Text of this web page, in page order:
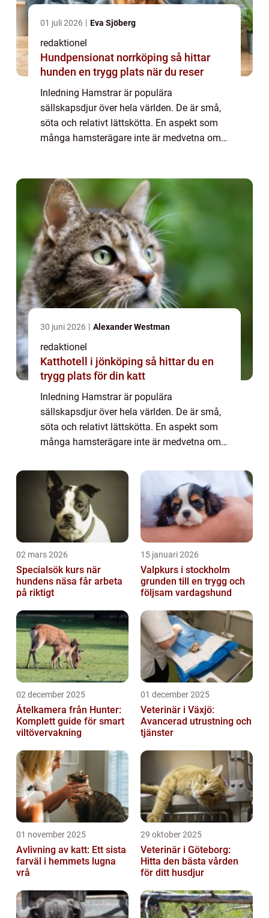
01 juli 2026 Eva Sjöberg
redaktionel
Hundpensionat norrköping så hittar
hunden en trygg plats när du reser
Inledning Hamstrar är populära
sällskapsdjur över hela världen. De är små,
söta och relativt lättskötta. En aspekt som
många hamsterägare inte är medvetna om
kommer...
30 juni 2026 Alexander Westman
redaktionel
Katthotell i jönköping så hittar du en
trygg plats för din katt
Inledning Hamstrar är populära
sällskapsdjur över hela världen. De är små,
söta och relativt lättskötta. En aspekt som
många hamsterägare inte är medvetna om
som finns att välja mellan. Denna artikel
kommer...
02 mars 2026
Specialsök kurs när
hundens näsa får arbeta
på riktigt
15 januari 2026
Valpkurs i stockholm
grunden till en trygg och
följsam vardagshund
02 december 2025
Åtelkamera från Hunter:
Komplett guide för smart
viltövervakning
01 december 2025
Veterinär i Växjö:
Avancerad utrustning och
tjänster
01 november 2025
Avlivning av katt: Ett sista
farväl i hemmets lugna
vrå
29 oktober 2025
Veterinär i Göteborg:
Hitta den bästa vården
för ditt husdjur